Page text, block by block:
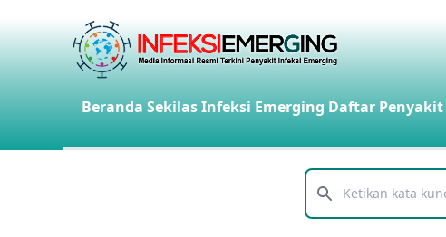
Beranda Sekilas Infeksi Emerging Daftar Penyakit
Telusuri